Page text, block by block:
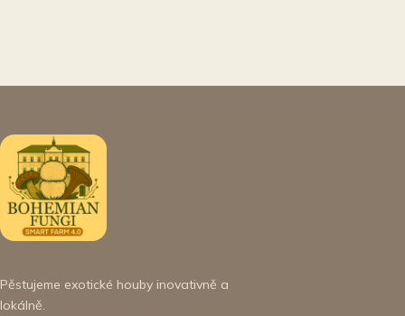
Pěstujeme exotické houby inovativně a
lokálně.